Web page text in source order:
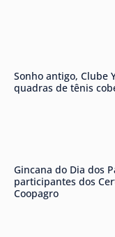
Sonho antigo, Clube
quadras de tênis
Gincana do Dia dos
participantes dos
Coopagro